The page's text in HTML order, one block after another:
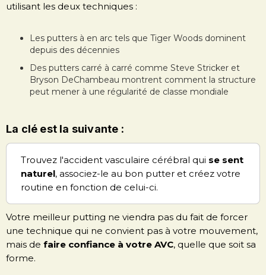
utilisant les deux techniques :
Les putters à en arc tels que Tiger Woods dominent
depuis des décennies
Des putters carré à carré comme Steve Stricker et
Bryson DeChambeau montrent comment la structure
peut mener à une régularité de classe mondiale
La clé est la suivante :
Trouvez l'accident vasculaire cérébral qui se sent
naturel, associez-le au bon putter et créez votre
routine en fonction de celui-ci.
Votre meilleur putting ne viendra pas du fait de forcer
une technique qui ne convient pas à votre mouvement,
mais de faire confiance à votre AVC, quelle que soit sa
forme.